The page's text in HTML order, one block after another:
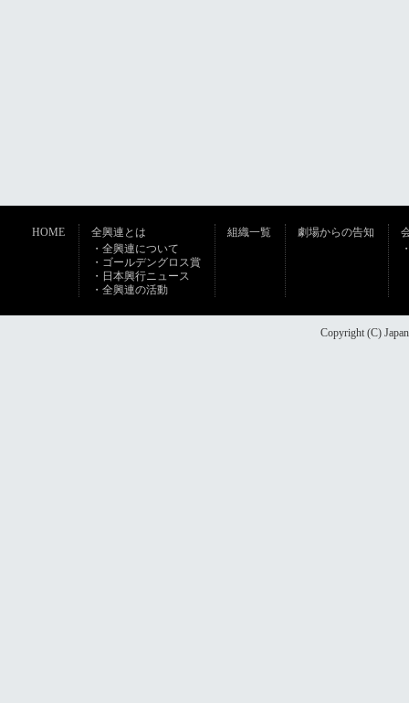
HOME
全興連とは
・全興連について
・ゴールデングロス賞
・日本興行ニュース
・全興連の活動
組織一覧 劇場からの告知
Copyright (C)